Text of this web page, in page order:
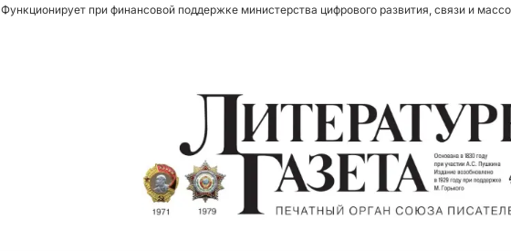
Функционирует при финансовой поддержке министерства цифрового развития, связи и